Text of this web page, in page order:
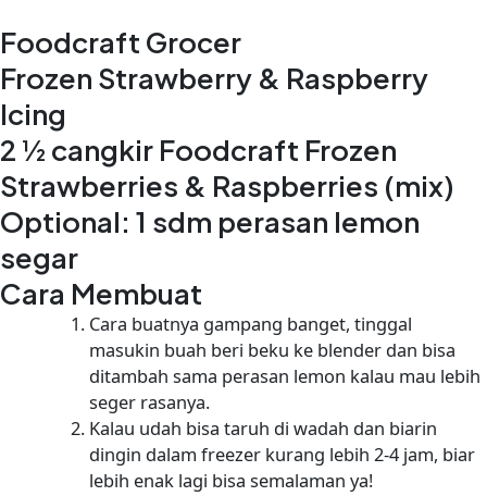
Foodcraft Grocer
Frozen Strawberry & Raspberry
Icing
2 ½ cangkir Foodcraft Frozen
Strawberries & Raspberries (mix)
Optional: 1 sdm perasan lemon
segar
Cara Membuat
Cara buatnya gampang banget, tinggal
masukin buah beri beku ke blender dan bisa
ditambah sama perasan lemon kalau mau lebih
seger rasanya.
Kalau udah bisa taruh di wadah dan biarin
dingin dalam freezer kurang lebih 2-4 jam, biar
lebih enak lagi bisa semalaman ya!